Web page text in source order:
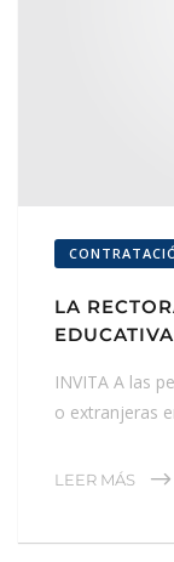
LA
INVITA A las
o extranjeras
LEER MÁS